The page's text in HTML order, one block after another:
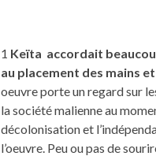
1 Keïta accordait
au placement des mains
oeuvre porte un regard sur
la société malienne au
décolonisation et
l’oeuvre. Peu ou pas de